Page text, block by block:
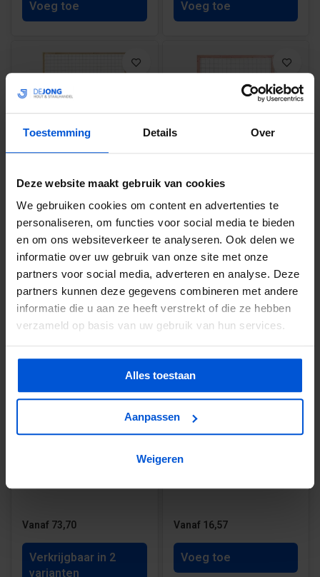
Toestemming Details Over
Deze website maakt gebruik van cookies
We gebruiken cookies om content en advertenties te
personaliseren, om functies voor social media te bieden
en om ons websiteverkeer te analyseren. Ook delen we
informatie over uw gebruik van onze site met onze
partners voor social media, adverteren en analyse. Deze
partners kunnen deze gegevens combineren met andere
informatie die u aan ze heeft verstrekt of die ze hebben
verzameld op basis van uw gebruik van hun services.
Alles toestaan
Aanpassen
Weigeren
Voeg toe Voeg toe
geimpregneerd - gaas 7,5
x 7,5 cm gegalvaniseerd
Vanaf 33,48
Verkrijgbaar in 2
varianten
gaas 7,5 x 7,5 cm
Vanaf 50,53
Verkrijgbaar in 2
varianten
Vanaf 73,70
Verkrijgbaar in 2
varianten
400ml
Vanaf 16,57
Voeg toe